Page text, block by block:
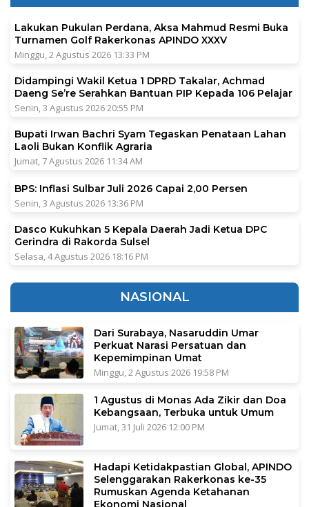
Lakukan Pukulan Perdana, Aksa Mahmud Resmi Buka
Turnamen Golf Rakerkonas APINDO XXXV
Minggu, 2 Agustus 2026 13:33 PM
Didampingi Wakil Ketua 1 DPRD Takalar, Achmad
Daeng Se’re Serahkan Bantuan PIP Kepada 106 Pelajar
Senin, 3 Agustus 2026 20:55 PM
Bupati Irwan Bachri Syam Tegaskan Penataan Lahan
Laoli Bukan Konflik Agraria
Jumat, 7 Agustus 2026 11:34 AM
BPS: Inflasi Sulbar Juli 2026 Capai 2,00 Persen
Senin, 3 Agustus 2026 13:36 PM
Dasco Kukuhkan 5 Kepala Daerah Jadi Ketua DPC
Gerindra di Rakorda Sulsel
Selasa, 4 Agustus 2026 18:16 PM
NASIONAL
Dari Surabaya, Nasaruddin Umar
Perkuat Narasi Persatuan dan
Kepemimpinan Umat
Minggu, 2 Agustus 2026 19:58 PM
1 Agustus di Monas Ada Zikir dan Doa
Kebangsaan, Terbuka untuk Umum
Jumat, 31 Juli 2026 12:00 PM
Hadapi Ketidakpastian Global, APINDO
Selenggarakan Rakerkonas ke-35
Rumuskan Agenda Ketahanan
Ekonomi Nasional